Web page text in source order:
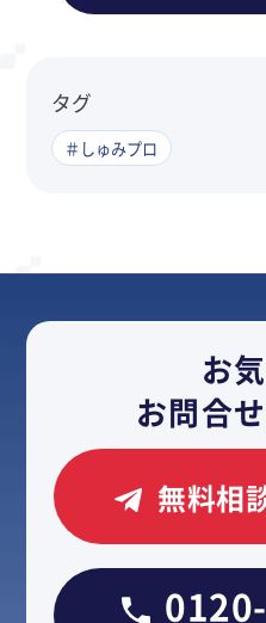
タグ
＃しゅみプロ
お
お問合
無料相